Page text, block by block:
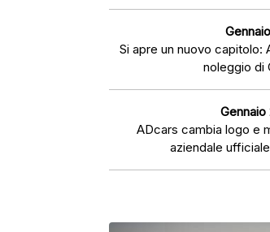
Si apre un nuovo
noleggio di
ADcars cambia logo e
aziendale